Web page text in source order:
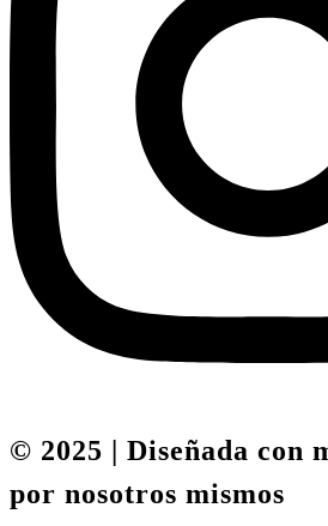
© 2025 | Diseñada con
por nosotros mismos